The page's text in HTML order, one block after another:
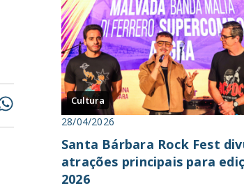
Cultura
28/04/2026
Santa Bárbara Rock Fest
atrações principais para
2026